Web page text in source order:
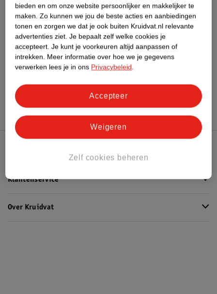
Bestel & Bezorginformatie
Bekijk ook
MeerGreat Hair Extensions Alle Hair extensions
Hoe controleren wij de reviews?
Klantenservice
Over Kruidvat
bieden en om onze website persoonlijker en makkelijker te
maken. Zo kunnen we jou de beste acties en aanbiedingen
tonen en zorgen we dat je ook buiten Kruidvat.nl relevante
advertenties ziet. Je bepaalt zelf welke cookies je
accepteert. Je kunt je voorkeuren altijd aanpassen of
intrekken. Meer informatie over hoe we je gegevens
verwerken lees je in ons Privacybeleid.
Zelf cookies beheren
Weigeren
Accepteer